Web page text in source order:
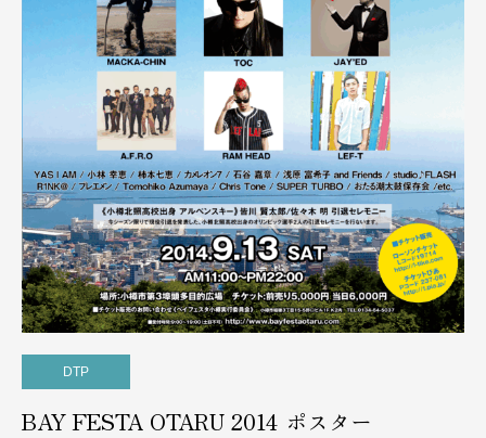
DTP
BAY FESTA OTARU 2014 ポスター